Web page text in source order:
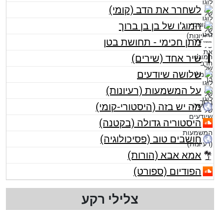
לשחרר את הדב (קומי)
המוג'ו של בן בן ברוך
מתן חכימי - תחושת בטן
שיר אחד (שירים)
שלושה שיודעים
על המשמעות (רעיונות)
מה יש בזה (היסטורי-קומי)
היסטוריה גדולה (בקטנה)
חושבים טוב (פסיכולוגיה)
אמא אבא (הורות)
הפודיום (ספורט)
צלילי רקע